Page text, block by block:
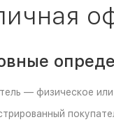
— физическое